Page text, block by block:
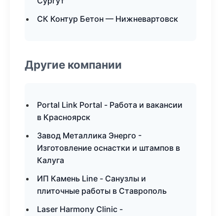
СК Контур Бетон — Нижневартовск
Другие компании
Portal Link Portal - Работа и вакансии
в Красноярск
Завод Металлика Энерго -
Изготовление оснастки и штампов в
Калуга
ИП Камень Line - Санузлы и
плиточные работы в Ставрополь
Laser Harmony Clinic -